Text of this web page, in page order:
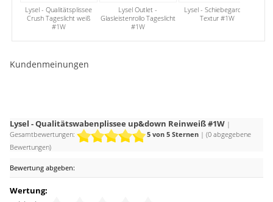
Lysel - Qualitätsplissee
Crush Tageslicht weiß
#1W
Lysel Outlet -
Glasleistenrollo Tageslicht
#1W
Lysel - Schiebegardine
Textur #1W
Kundenmeinungen
Lysel - Qualitätswabenplissee up&down Reinweiß #1W|
Gesamtbewertungen:
5 von 5 Sternen | (0 abgegebene
Bewertungen)
Bewertung abgeben:
Wertung: